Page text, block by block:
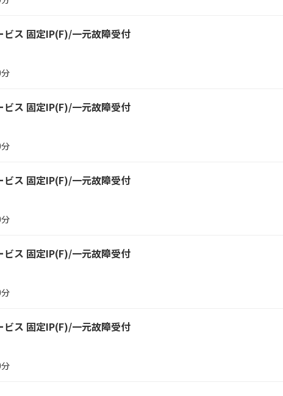
ビス 固定IP(F)/一元故障受付
ビス 固定IP(F)/一元故障受付
ビス 固定IP(F)/一元故障受付
ビス 固定IP(F)/一元故障受付
ビス 固定IP(F)/一元故障受付